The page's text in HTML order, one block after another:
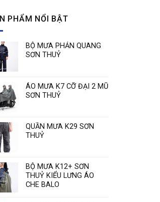
minh
Áo
Sơn
PHẨM NỔI BẬT
BỘ MƯA PHẢN QUANG
SƠN THUỶ
ÁO MƯA K7 CỠ ĐẠI 2 MŨ
SƠN THUỶ
QUẦN MƯA K29 SƠN
THUỶ
BỘ MƯA K12+ SƠN
THUỶ KIỂU LƯNG ÁO
CHE BALO